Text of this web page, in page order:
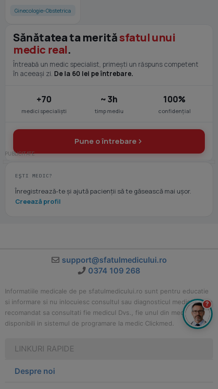
Ginecologie-Obstetrica
Sănătatea ta merităsfatul unui
medic real.
Întreabă un medic specialist, primești un răspuns competent
în aceeași zi. De la 60 lei pe întrebare.
+70
medici specialiști
~ 3h
timp mediu
100%
confidențial
Pune o întrebare
EȘTI MEDIC?
Înregistrează-te și ajută pacienții să te găsească mai ușor.
Creează profil
support@sfatulmedicului.ro
0374 109 268
Informatiile medicale de pe sfatulmedicului.ro sunt pentru educatie
si informare si nu inlocuiesc consultul sau diagnosticul medical. Este
recomandat sa consultati fie medicul Dvs., fie unul din medicii
disponibili in sistemul de programare la medic Clickmed.
LINKURI RAPIDE
Despre noi
?